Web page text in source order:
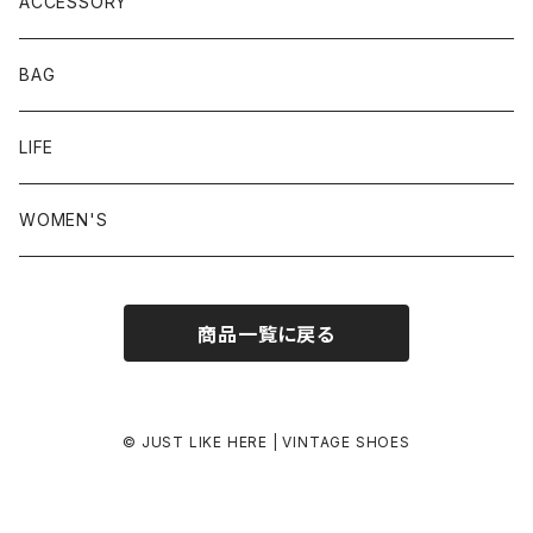
24.0-24.5 cm
24.5-25.0 cm
25.0-25.5 cm
26.0-26.5 cm
26.5-27.0 cm
BAG
LIFE
WOMEN'S
商品一覧に戻る
© JUST LIKE HERE | VINTAGE SHOES